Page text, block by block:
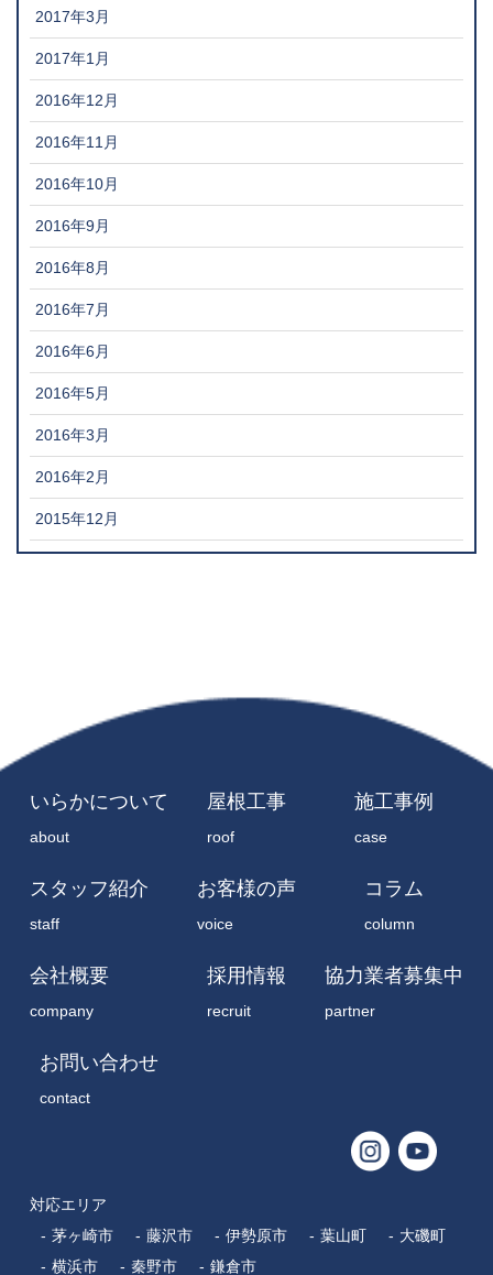
2017年3月
2017年1月
2016年12月
2016年11月
2016年10月
2016年9月
2016年8月
2016年7月
2016年6月
2016年5月
2016年3月
2016年2月
2015年12月
いらかについて
about
屋根工事
roof
施工事例
case
スタッフ紹介
staff
お客様の声
voice
コラム
column
会社概要
company
採用情報
recruit
協力業者募集中
partner
お問い合わせ
contact
対応エリア
茅ヶ崎市
藤沢市 伊勢原市 葉山町
大磯町
横浜市
秦野市 鎌倉市